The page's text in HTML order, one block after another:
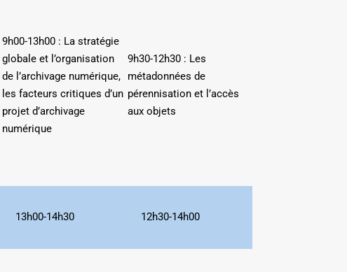
9h00-13h00 : La stratégie
globale et l’organisation
de l’archivage numérique,
les facteurs critiques d’un
projet d’archivage
numérique
9h30-12h30 : Les
métadonnées de
pérennisation et l’accès
aux objets
13h00-14h30 12h30-14h00